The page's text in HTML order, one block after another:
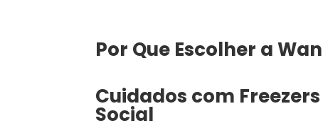
Por Que Escolher a
Cuidados com
Social